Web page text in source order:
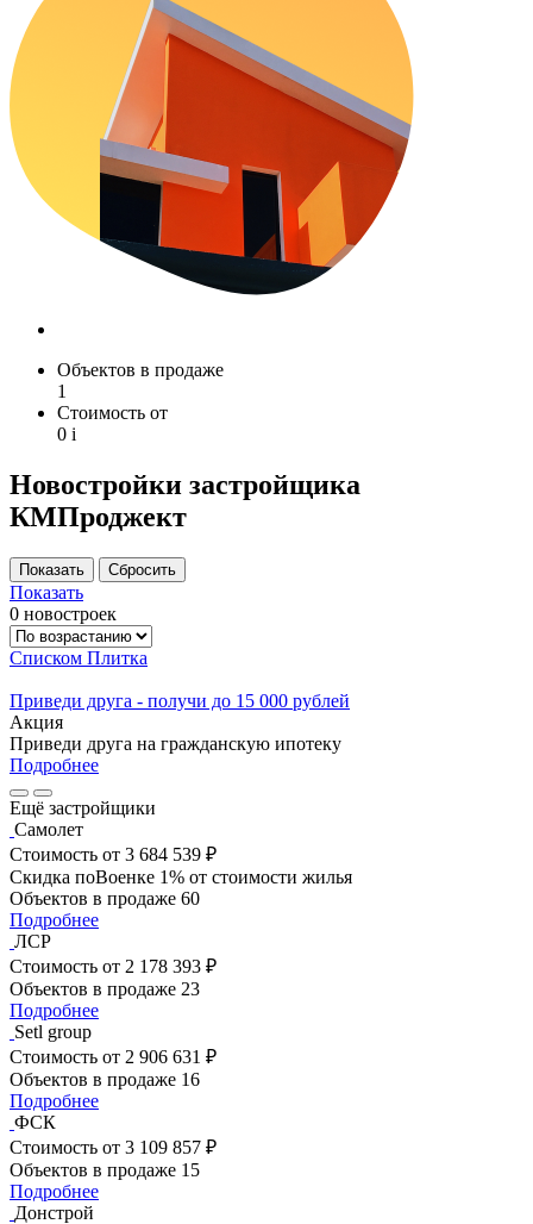
Объектов в продаже
1
Стоимость от
0 i
Новостройки застройщика
КМПроджект
Показать
0 новостроек
Списком Плитка
Приведи друга - получи до 15 000 рублей
Акция
Приведи друга на гражданскую ипотеку
Подробнее
Ещё застройщики
Самолет
Стоимость от 3 684 539 ₽
Скидка поВоенке 1% от стоимости жилья
Объектов в продаже 60
Подробнее
ЛСР
Стоимость от 2 178 393 ₽
Объектов в продаже 23
Подробнее
Setl group
Стоимость от 2 906 631 ₽
Объектов в продаже 16
Подробнее
ФСК
Стоимость от 3 109 857 ₽
Объектов в продаже 15
Подробнее
Донстрой